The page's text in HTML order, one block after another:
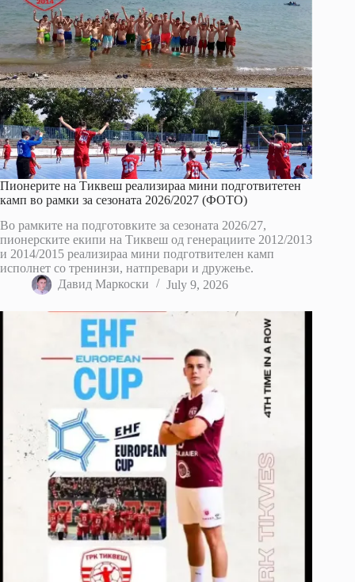
Пионерите на Тиквеш реализираа мини подготвитетен
камп во рамки за сезоната 2026/2027 (ФОТО)
Во рамките на подготовките за сезоната 2026/27,
пионерските екипи на Тиквеш од генерациите 2012/2013
и 2014/2015 реализираа мини подготвителен камп
исполнет со тренинзи, натпревари и дружење.
Давид Маркоски
July 9, 2026